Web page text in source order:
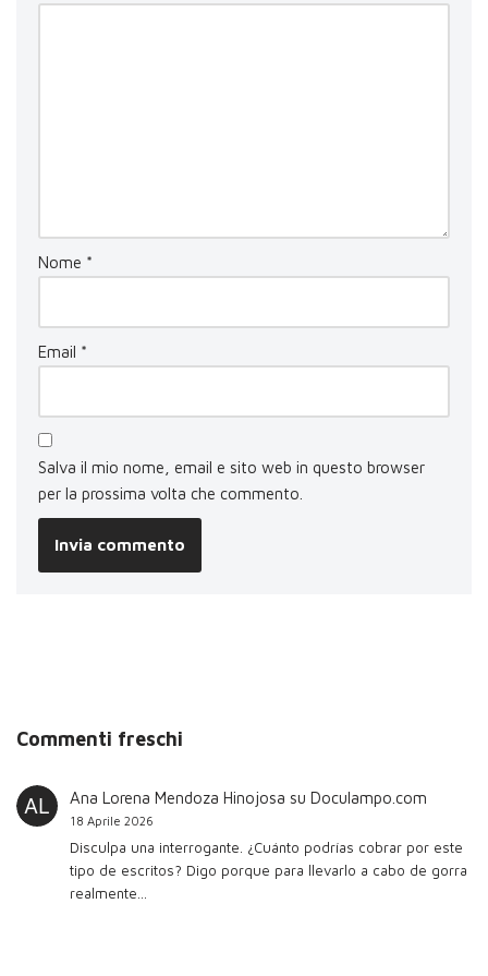
Nome *
Email *
Salva il mio nome, email e sito web in questo browser
per la prossima volta che commento.
Commenti freschi
Ana Lorena Mendoza Hinojosa su Doculampo.com
18 Aprile 2026
Disculpa una interrogante. ¿Cuánto podrías cobrar por este
tipo de escritos? Digo porque para llevarlo a cabo de gorra
realmente…